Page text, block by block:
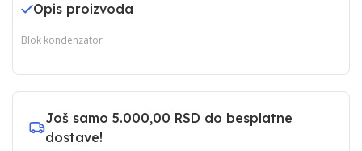
Opis proizvoda
Blok kondenzator
Još samo 5.000,00 RSD do besplatne
dostave!